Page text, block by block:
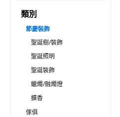
類別
節慶裝飾
聖誕樹/裝飾
聖誕照明
聖誕裝飾
蠟燭/融燭燈
擴香
傢俱